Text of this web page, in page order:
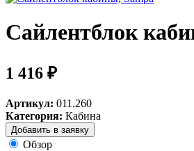
Сайлентблок
1 416 ₽
Артикул: 011.260
Категория: Кабина
Добавить в заявку
Обзор